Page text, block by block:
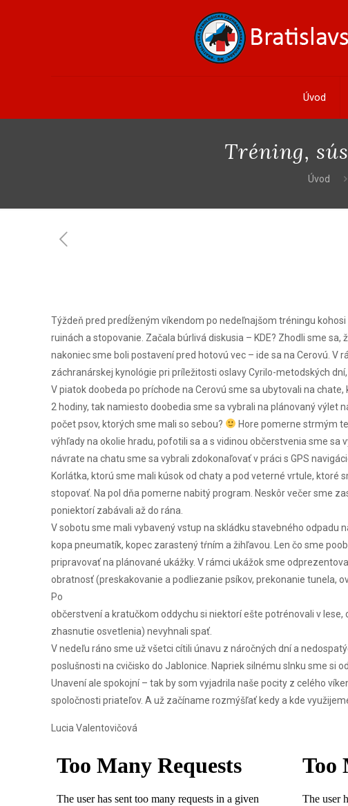
Úvod
Tréning,
Úvod
Týždeň pred predĺženým víkendom po nedeľnajšom tréningu
ruinách a stopovanie. Začala búrlivá diskusia – KDE? Zhodli sme
nakoniec sme boli postavení pred hotovú vec – ide sa na Cerovú. V
záchranárskej kynológie pri príležitosti oslavy Cyrilo-metodských
V piatok doobeda po príchode na Cerovú sme sa ubytovali na
2 hodiny, tak namiesto doobedia sme sa vybrali na plánovaný výlet
počet psov, ktorých sme mali so sebou?
Hore pomerne strmým
výhľady na okolie hradu, pofotili sa a s vidinou občerstvenia sme
návrate na chatu sme sa vybrali zdokonaľovať v práci s GPS
Korlátka, ktorú sme mali kúsok od chaty a pod veterné vrtule, ktoré
stopovať. Na pol dňa pomerne nabitý program. Neskôr večer sme
poniektorí zabávali až do rána.
V sobotu sme mali vybavený vstup na skládku stavebného odpadu
kopa pneumatík, kopec zarastený tŕním a žihľavou. Len čo sme
pripravovať na plánované ukážky. V rámci ukážok sme
obratnosť (preskakovanie a podliezanie psíkov, prekonanie tunela,
Po
občerstvení a kratučkom oddychu si niektorí ešte potrénovali v
zhasnutie osvetlenia) nevyhnali spať.
V nedeľu ráno sme už všetci cítili únavu z náročných dní a
poslušnosti na cvičisko do Jablonice. Napriek silnému slnku sme si
Unavení ale spokojní – tak by som vyjadrila naše pocity z celého
spoločnosti priateľov. A už začíname rozmýšľať kedy a kde
Lucia Valentovičová